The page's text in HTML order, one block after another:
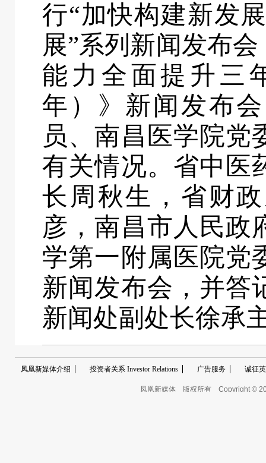
行“加快构建新发
展”系列新闻发布
能力全面提升三
年）》新闻发布
员、南昌医学院党
有关情况。省中医
长周秋生，省财
彦，南昌市人民政
学第一附属医院党
新闻发布会，并答
新闻处副处长徐承
凤凰新媒体介绍 投资者关系 Investor Relations 广告服务 诚征
凤凰新媒体 版权所有 Copyright ©